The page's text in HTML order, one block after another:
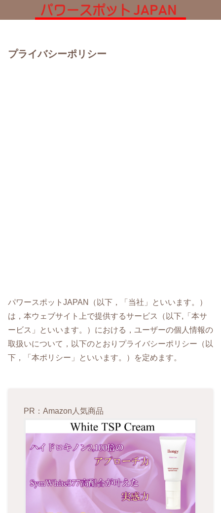
プライバシーポリシー
パワースポットJAPAN（以下，「当社」といいます。）
は，本ウェブサイト上で提供するサービス（以下,「本サ
ービス」といいます。）における，ユーザーの個人情報の
取扱いについて，以下のとおりプライバシーポリシー（以
下，「本ポリシー」といいます。）を定めます。
PR：Amazon人気商品